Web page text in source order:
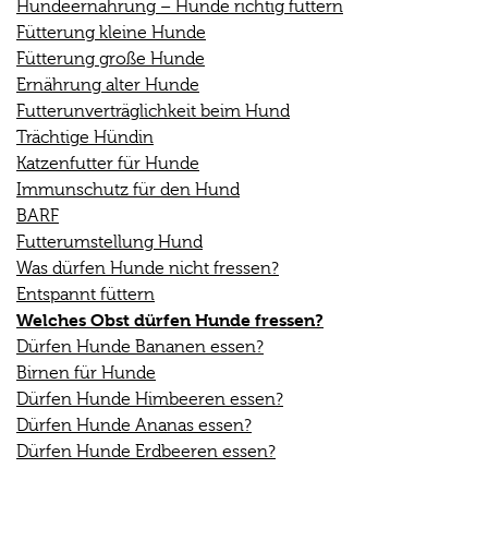
Hundeernährung – Hunde richtig füttern
Fütterung kleine Hunde
Fütterung große Hunde
Ernährung alter Hunde
Futterunverträglichkeit beim Hund
Trächtige Hündin
Katzenfutter für Hunde
Immunschutz für den Hund
BARF
Futterumstellung Hund
Was dürfen Hunde nicht fressen?
Entspannt füttern
Welches Obst dürfen Hunde fressen?
Dürfen Hunde Bananen essen?
Birnen für Hunde
Dürfen Hunde Himbeeren essen?
Dürfen Hunde Ananas essen?
Dürfen Hunde Erdbeeren essen?